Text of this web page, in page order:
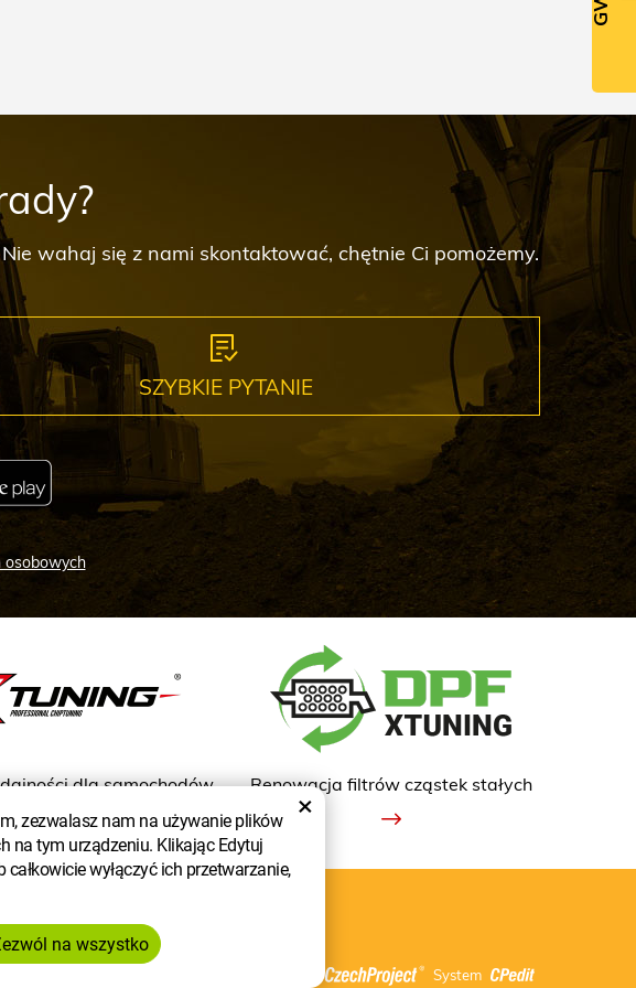
zezwalasz nam na używanie plików
na tym urządzeniu. Klikając Edytuj
wyłączyć ich przetwarzanie,
×
wahaj się z nami skontaktować, chętnie Ci pomożemy.
SZYBKIE PYTANIE
osobowych
dla samochodów
osobowych
Renowacja filtrów cząstek stałych
System